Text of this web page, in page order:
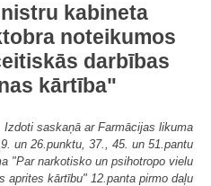
kabineta
noteikumos
darbības
kārtība"
Izdoti saskaņā ar Farmācijas likuma
un 26.punktu, 37., 45. un 51.pantu
"Par narkotisko un psihotropo vielu
aprites kārtību" 12.panta pirmo daļu